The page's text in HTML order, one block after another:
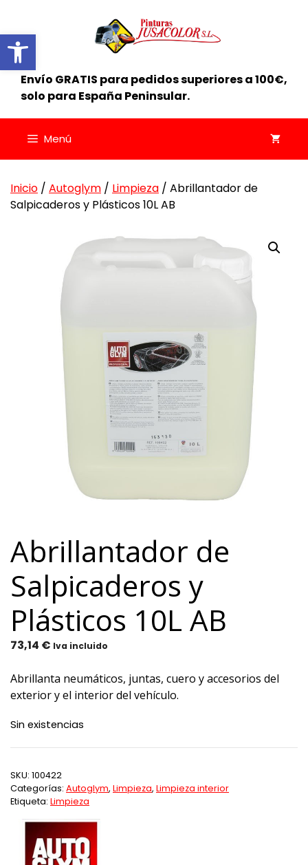
Abrir barra de herramientas
contenido
Envío GRATIS para pedidos superiores a 100€,
solo para España Peninsular.
Menú
Inicio / Autoglym / Limpieza / Abrillantador de
Salpicaderos y Plásticos 10L AB
Abrillantador de
Salpicaderos y
Plásticos 10L AB
73,14 € Iva incluido
Abrillanta neumáticos, juntas, cuero y accesorios del
exterior y el interior del vehículo.
Sin existencias
SKU: 100422
Categorías: Autoglym, Limpieza, Limpieza interior
Etiqueta: Limpieza